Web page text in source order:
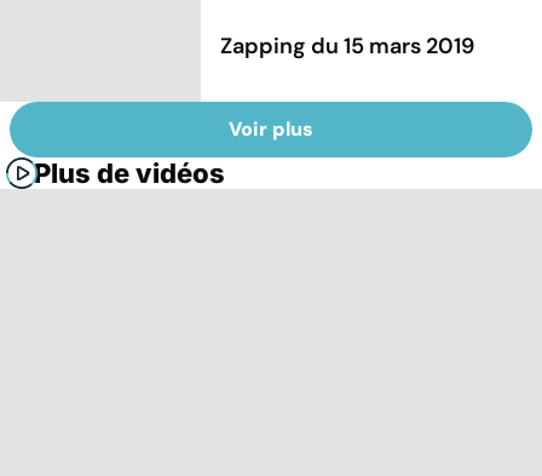
Zapping du 15 mars 2019
Voir plus
Plus de vidéos